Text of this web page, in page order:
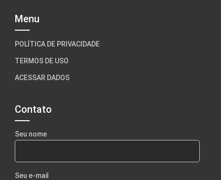
Menu
POLÍTICA DE PRIVACIDADE
TERMOS DE USO
ACESSAR DADOS
Contato
Seu nome
Seu e-mail